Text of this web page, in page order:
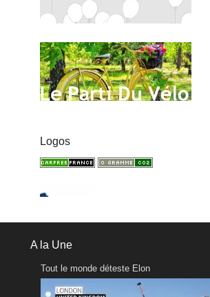
Logos
A la Une
Tout le monde déteste Elon